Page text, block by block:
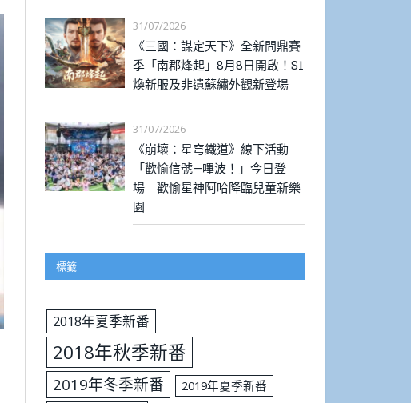
31/07/2026
《三國：謀定天下》全新問鼎賽
季「南郡烽起」8月8日開啟！S1
煥新服及非遺蘇繡外觀新登場
31/07/2026
《崩壞：星穹鐵道》線下活動
「歡愉信號—嗶波！」今日登
場 歡愉星神阿哈降臨兒童新樂
園
標籤
2018年夏季新番
2018年秋季新番
2019年冬季新番
2019年夏季新番